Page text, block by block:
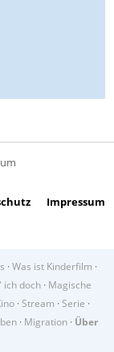
Impressum
· Was ist Kinderfilm ·
ich doch· Magische
· Stream · Serie ·
· Migration · Über